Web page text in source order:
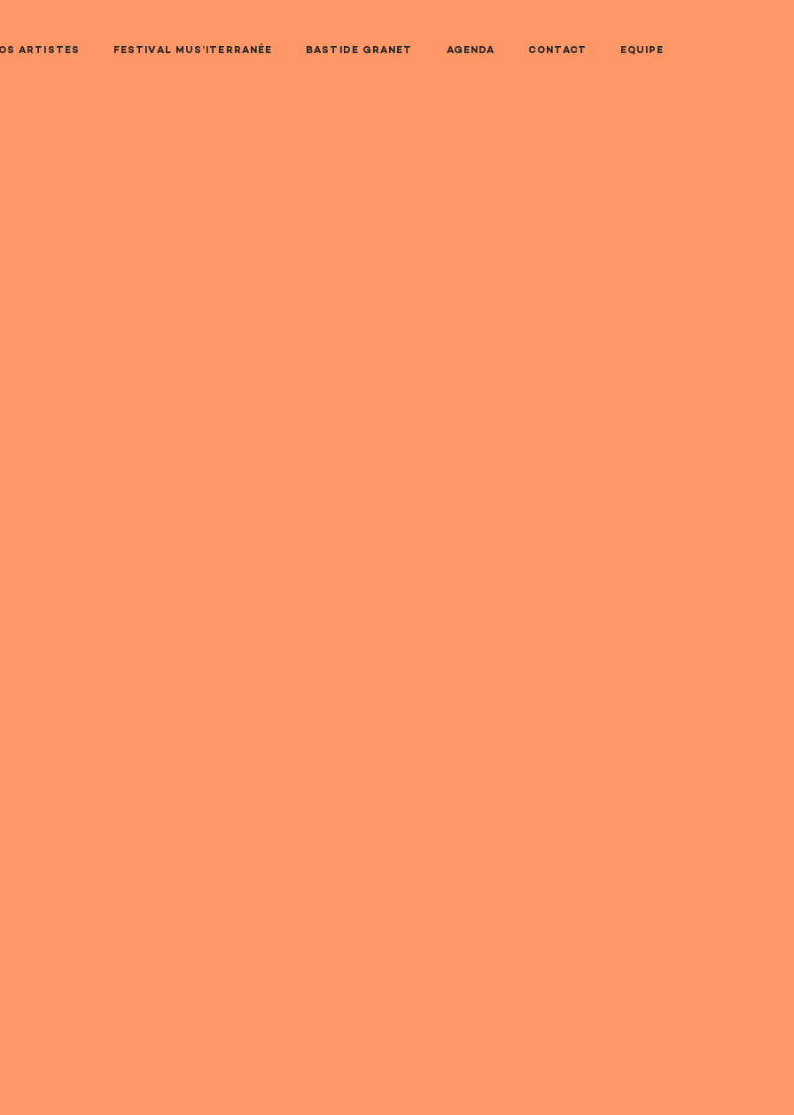
ARTISTES FESTIVAL MUS’ITERRANÉE BASTIDE GRANET AGENDA CONTACT EQUIPE